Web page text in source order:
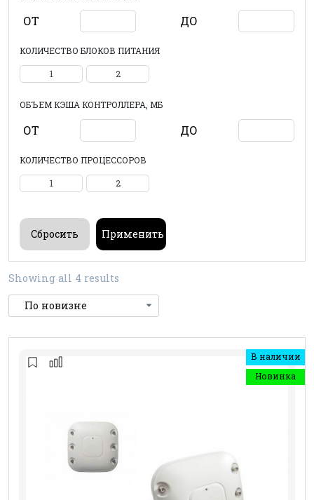
ОТ ДО
КОЛИЧЕСТВО БЛОКОВ ПИТАНИЯ
1 2
ОБЪЕМ КЭША КОНТРОЛЛЕРА, МБ
ОТ ДО
КОЛИЧЕСТВО ПРОЦЕССОРОВ
1 2
Showing all 4 results
В наличии
Новинка